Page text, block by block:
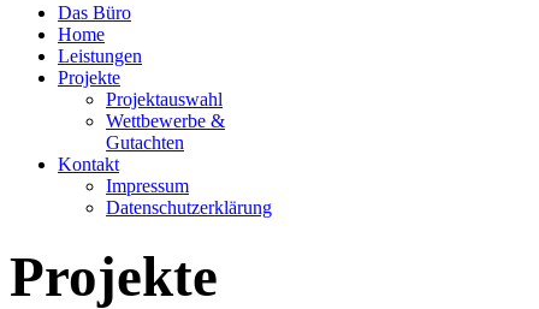
Das Büro
Home
Leistungen
Projekte
Projektauswahl
Wettbewerbe &
Gutachten
Kontakt
Impressum
Datenschutzerklärung
Projekte